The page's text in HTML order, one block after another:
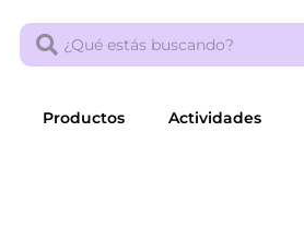
Productos Actividades